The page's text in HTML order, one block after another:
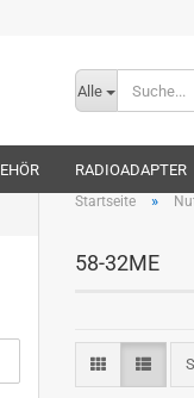
Alle
RADIOADAPTER
Startseite »
58-32ME